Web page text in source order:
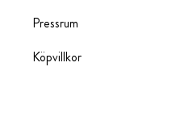
Pressrum
Köpvillkor